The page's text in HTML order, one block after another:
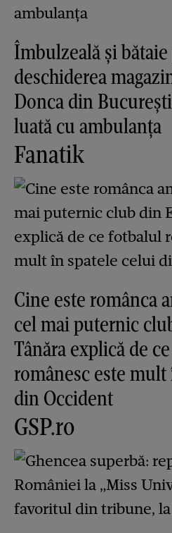
Îmbulzeală și
deschiderea
Donca din
luată cu ambulanța
Fanatik
Cine este românca
cel mai puternic
Tânăra explică de
românesc este
din Occident
GSP.ro